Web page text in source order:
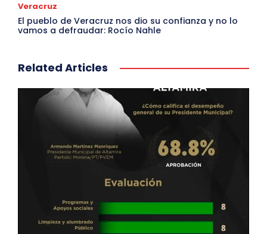
Veracruz
El pueblo de Veracruz nos dio su confianza y no lo
vamos a defraudar: Rocío Nahle
Related Articles